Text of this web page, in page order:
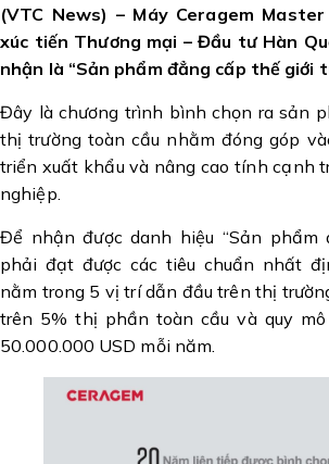
(VTC News) – Máy Ceragem
xúc tiến Thương mại – Đầu tư Hàn
nhận là “Sản phẩm đẳng cấp thế giới
Đây là chương trình bình chọn ra sản
thị trường toàn cầu nhằm đóng góp
triển xuất khẩu và nâng cao tính cạnh
nghiệp.
Để nhận được danh hiệu “Sản phẩm
phải đạt được các tiêu chuẩn nhất
nằm trong 5 vị trí dẫn đầu trên thị
trên 5% thị phần toàn cầu và quy
50.000.000 USD mỗi năm.